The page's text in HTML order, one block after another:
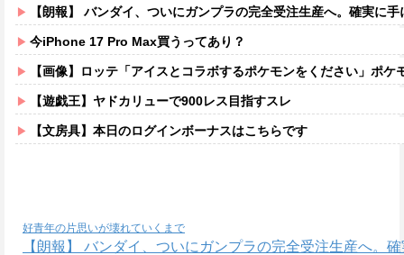
【朗報】 バンダイ、ついにガンプラの完全受注生産へ。確実に
今iPhone 17 Pro Max買うってあり？
【画像】ロッテ「アイスとコラボするポケモンをください」ポケモ
【遊戯王】ヤドカリューで900レス目指すスレ
【文房具】本日のログインボーナスはこちらです
好青年の片思いが壊れていくまで
【朗報】 バンダイ、ついにガンプラの完全受注生産へ。